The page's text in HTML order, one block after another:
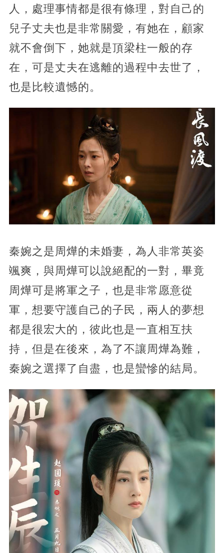
人，處理事情都是很有條理，對自己的
兒子丈夫也是非常關愛，有她在，顧家
就不會倒下，她就是頂梁柱一般的存
在，可是丈夫在逃離的過程中去世了，
也是比較遺憾的。
秦婉之是周燁的未婚妻，為人非常英姿
颯爽，與周燁可以說絕配的一對，畢竟
周燁可是將軍之子，也是非常愿意從
軍，想要守護自己的子民，兩人的夢想
都是很宏大的，彼此也是一直相互扶
持，但是在後來，為了不讓周燁為難，
秦婉之選擇了自盡，也是蠻慘的結局。